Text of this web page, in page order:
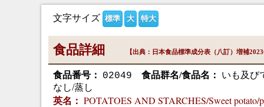
文字サイズ 標準 大 特大
食品詳細 【出典：日本食品標準成分表（八訂）増補
食品番号： 02049 食品群名/食品名：
いも及び
なし/蒸し
英名： POTATOES AND STARCHES/Sweet potato/